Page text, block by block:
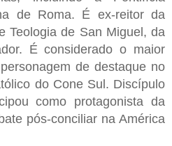
de Roma. É ex-reitor da
Teologia de San Miguel, da
É considerado o maior
de destaque no
do Cone Sul. Discípulo
como protagonista da
pós-conciliar na América